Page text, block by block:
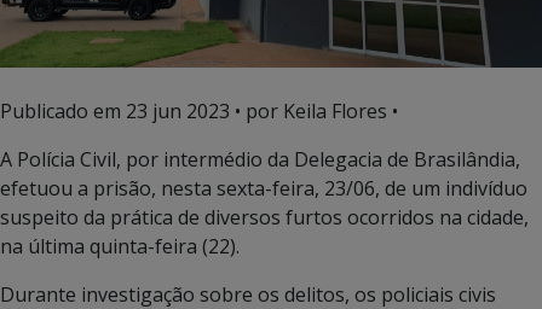
Publicado em 23 jun 2023 • por Keila Flores •
A Polícia Civil, por intermédio da Delegacia de Brasilândia,
efetuou a prisão, nesta sexta-feira, 23/06, de um indivíduo
suspeito da prática de diversos furtos ocorridos na cidade,
na última quinta-feira (22).
Durante investigação sobre os delitos, os policiais civis